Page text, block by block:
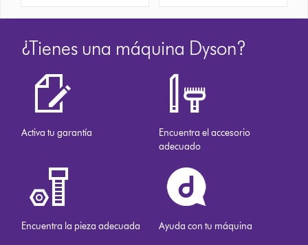
¿Tienes una máquina Dyson?
Activa tu garantía
Encuentra el accesorio
adecuado
Encuentra la pieza adecuada Ayuda con tu máquina